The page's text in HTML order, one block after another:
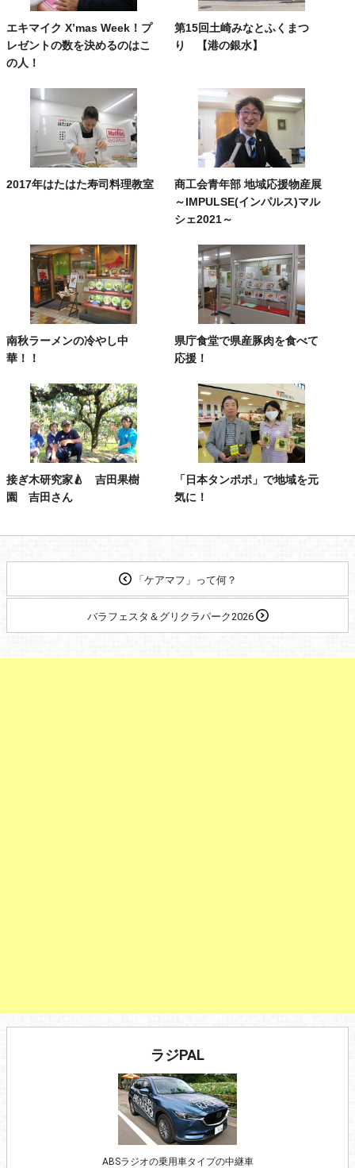
エキマイク X’mas Week！プ
レゼントの数を決めるのはこ
の人！
第15回土崎みなとふくまつ
り 【港の銀水】
2017年はたはた寿司料理教室
商工会青年部 地域応援物産展
～IMPULSE(インパルス)マル
シェ2021～
南秋ラーメンの冷やし中
華！！
県庁食堂で県産豚肉を食べて
応援！
接ぎ木研究家🍐 吉田果樹
園 吉田さん
「日本タンポポ」で地域を元
気に！
「ケアマフ」って何？
バラフェスタ＆グリクラパーク2026
ラジPAL
ABSラジオの乗用車タイプの中継車